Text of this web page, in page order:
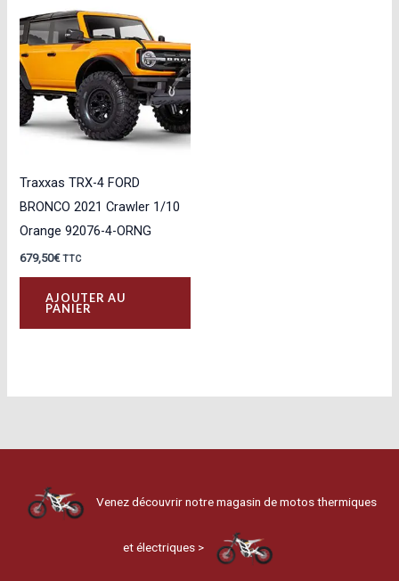
Traxxas TRX-4 FORD
BRONCO 2021 Crawler 1/10
Orange 92076-4-ORNG
679,50€ TTC
AJOUTER AU
PANIER
Venez découvrir notre magasin de motos thermiques
et électriques >